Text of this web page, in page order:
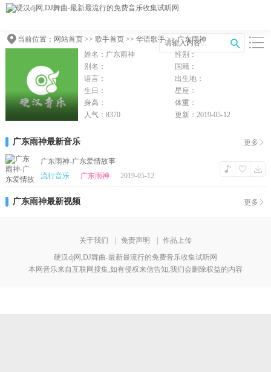
当前位置： 网站首页>> 歌手首页>> 华语歌手>> 广东雨神
姓名：广东雨神
性别：
别名：
国籍：
语言：
出生地：
生日：
星座：
身高：
体重：
人气：8370
更新：2019-05-12
广东雨神最新音乐 更多
广东雨神-广东爱情故事
流行音乐
广东雨神 2019-05-12
广东雨神最新视频 更多
关于我们 免责声明
作品上传
硬汉dj网,DJ舞曲-最新最流行的免费音乐收集试听网
本网音乐来自互联网搜集,如有侵权来信告知,我们会删除权益的内容